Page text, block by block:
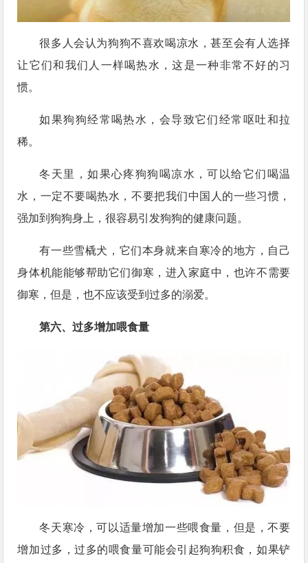
很多人会认为狗狗不喜欢喝凉水，甚至会有人选择
让它们和我们人一样喝热水，这是一种非常不好的习
惯。
如果狗狗经常喝热水，会导致它们经常呕吐和拉
稀。
冬天里，如果心疼狗狗喝凉水，可以给它们喝温
水，一定不要喝热水，不要把我们中国人的一些习惯，
强加到狗狗身上，很容易引发狗狗的健康问题。
有一些雪橇犬，它们本身就来自寒冷的地方，自己
身体机能能够帮助它们御寒，进入家庭中，也许不需要
御寒，但是，也不应该受到过多的溺爱。
第六、过多增加喂食量
冬天寒冷，可以适量增加一些喂食量，但是，不要
增加过多，过多的喂食量可能会引起狗狗积食，如果铲